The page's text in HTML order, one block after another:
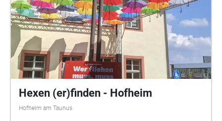
Zusammenarbeit mit der Initiative Stolpersteine-
Flörsheim e.V. / Martina Eckert Das Projekt wird
gefördert von der Stadt Flörsheim am Main und dem
Kulturfonds Frankfurt RheinMain. Alle Themen der
Memory Spots und ihre Verortung: NS-Zwangsarbeit:
Rathausplatz "Deutsche Reichsbahn":
Bahnhofsvorplatz Lager Jahnturnhalle: Wickerer
Straße Höhe Ecke zu Anne-Frank-Weg Lager der
"Deutschen Reichsautobahn": Bad Weilbach, Kurpark
Lager Firma Saar: Karthäuser Straße 1
Hexen (er)finden - Hofheim
Hofheim am Taunus